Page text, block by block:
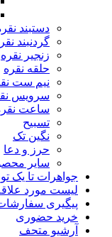
دستبند
گردنبند
زنجیر نقره
حلقه نقره
نیم ست
سرویس
ساعت
تسبیح
نگین تک
حرز و دعا
سایر
جواهرات تا یک
لیست مورد
پیگیری
خرید حضوری
آرشیو متحف